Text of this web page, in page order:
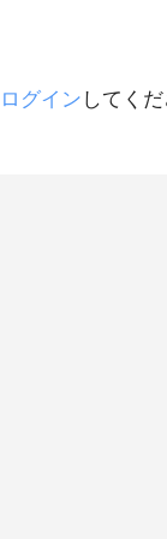
ログイン してく